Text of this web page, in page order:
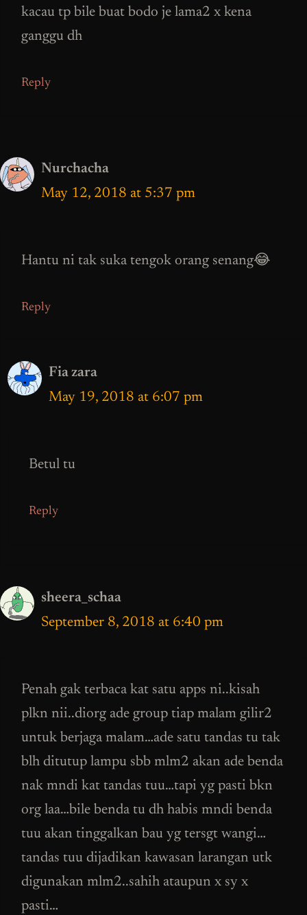
kacau tp bile buat bodo je lama2 x kena
ganggu dh
Reply
Nurchacha
May 12, 2018 at 5:37 pm
Hantu ni tak suka tengok orang senang😂
Reply
Fia zara
May 19, 2018 at 6:07 pm
Betul tu
Reply
sheera_schaa
September 8, 2018 at 6:40 pm
Penah gak terbaca kat satu apps ni..kisah
plkn nii..diorg ade group tiap malam gilir2
untuk berjaga malam…ade satu tandas tu tak
blh ditutup lampu sbb mlm2 akan ade benda
nak mndi kat tandas tuu…tapi yg pasti bkn
org laa…bile benda tu dh habis mndi benda
tuu akan tinggalkan bau yg tersgt wangi…
tandas tuu dijadikan kawasan larangan utk
digunakan mlm2..sahih ataupun x sy x
pasti…